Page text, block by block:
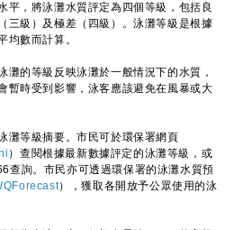
，將泳灘水質評定為四個等級，包括良
三級）及極差（四級）。泳灘等級是根據
均數而計算。
的等級反映泳灘於一般情況下的水質，
暫時受到影響，泳客應該避免在風暴或大
等級摘要。市民可於環保署網頁
）查閱根據最新數據評定的泳灘等級，或
查詢。市民亦可透過環保署的泳灘水質預
），獲取各開放予公眾使用的泳